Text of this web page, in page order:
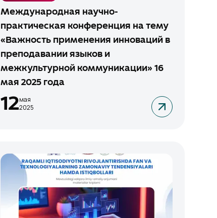
Международная научно-
практическая конференция на тему
«Важность применения инноваций в
преподавании языков и
межкультурной коммуникации» 16
мая 2025 года
12мая
2025